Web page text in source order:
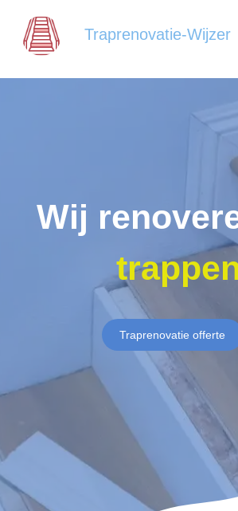
Traprenovatie-Wijzer
Wij
Traprenovatie offerte